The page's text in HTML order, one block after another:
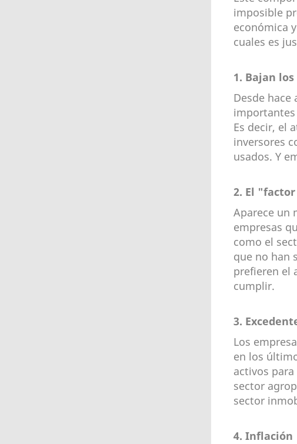
imposible
económica
cuales es
1. Bajan
Desde
importantes
Es decir, el
inversores
usados. Y
2. El
Aparece un
empresas
como el
que no han
prefieren el
cumplir.
3.
Los
en los
activos
sector
sector
4. Inflación